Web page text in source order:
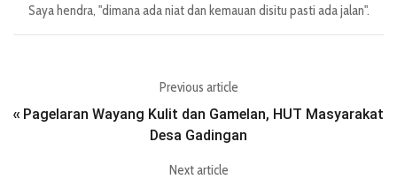
Saya hendra, "dimana ada niat dan kemauan disitu pasti ada jalan".
Previous article
« Pagelaran Wayang Kulit dan Gamelan, HUT Masyarakat
Desa Gadingan
Next article